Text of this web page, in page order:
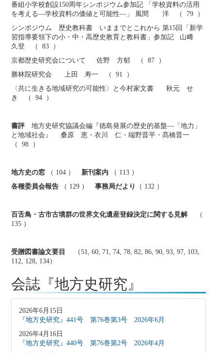
番組小学校創設150周年シンポジウム参加記 「学校資料の活用
を考える―学校資料の価値と可能性―」 風間 洋 （ 79 ）
シンポジウム 歴史教科書 いままでとこれから 第15回「新学
習指導要領下の小・中・高歴史教育と教科書」参加記 山﨑
久登 （ 83 ）
京都歴史研究会について 佐野 方郁 （ 87 ）
勝林院研究会 上田 寿一 （ 91 ）
〈共に生きる地域研究の可能性〉と今村家文書 秋元 せ
き （ 94 ）
書評 地方史研究協議会編『徳島発展の歴史的基盤―「地力」
と地域社会』 桑原 恵・衣川 仁・端野晋平・髙橋晋一
（ 98 ）
地方史の窓 （ 104 ） 新刊案内 （ 113 ）
各種委員会報告 （ 129 ） 事務局だより （ 132 ）
百舌鳥・古市古墳群の世界文化遺産登録決定に関する見解（
135 ）
受贈図書論文要目
（51, 60, 71, 74, 78, 82, 86, 90, 93, 97, 103,
112, 128, 134）
会誌『地方史研究』
2026年6月15日
『地方史研究』441号 第76巻第3号 2026年6月
2026年4月16日
『地方史研究』440号 第76巻第2号 2026年4月